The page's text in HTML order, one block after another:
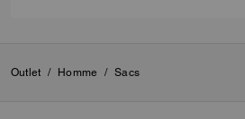
Outlet / Homme / Sacs